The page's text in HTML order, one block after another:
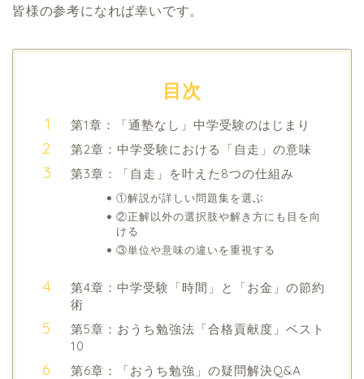
皆様の参考になれば幸いです。
目次
第1章：「通塾なし」中学受験のはじまり
第2章：中学受験における「自走」の意味
第3章：「自走」を叶えた8つの仕組み
①解説が詳しい問題集を選ぶ
②正解以外の選択肢や解き方にも目を向
ける
③単位や意味の違いを重視する
第4章：中学受験「時間」と「お金」の節約
術
第5章：おうち勉強法「合格貢献度」ベスト
10
第6章：「おうち勉強」の疑問解決Q&A